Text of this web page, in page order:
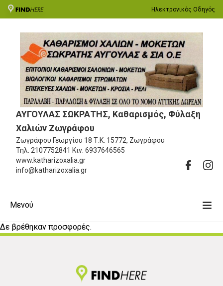
Ηλεκτρονικός Οδηγός
ΑΥΓΟΥΛΑΣ ΣΩΚΡΑΤΗΣ, Καθαρισμός, Φύλαξη
Χαλιών Ζωγράφου
Ζωγράφου Γεωργίου 18 Τ.Κ. 15772, Ζωγράφου
Τηλ. 2107752841 Κιν. 6937646565
www.katharizoxalia.gr
info@katharizoxalia.gr
Μενού
Δε βρέθηκαν προσφορές.